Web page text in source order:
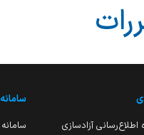
اطلاع‌رسانی آزادسازی